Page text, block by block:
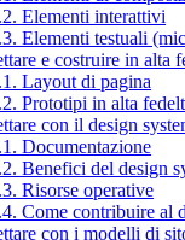
Elementi interattivi
Elementi testuali
e costruire in alta
Layout di pagina
Prototipi in alta
con il design
Documentazione
Benefici del design
Risorse operative
Come contribuire al
con i modelli di